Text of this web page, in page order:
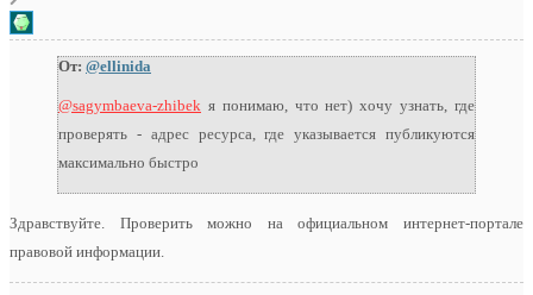
От: @ellinida
@sagymbaeva-zhibek я понимаю, что нет) хочу узнать, где
проверять - адрес ресурса, где указывается публикуются
максимально быстро
Здравствуйте. Проверить можно на официальном интернет-портале
правовой информации.